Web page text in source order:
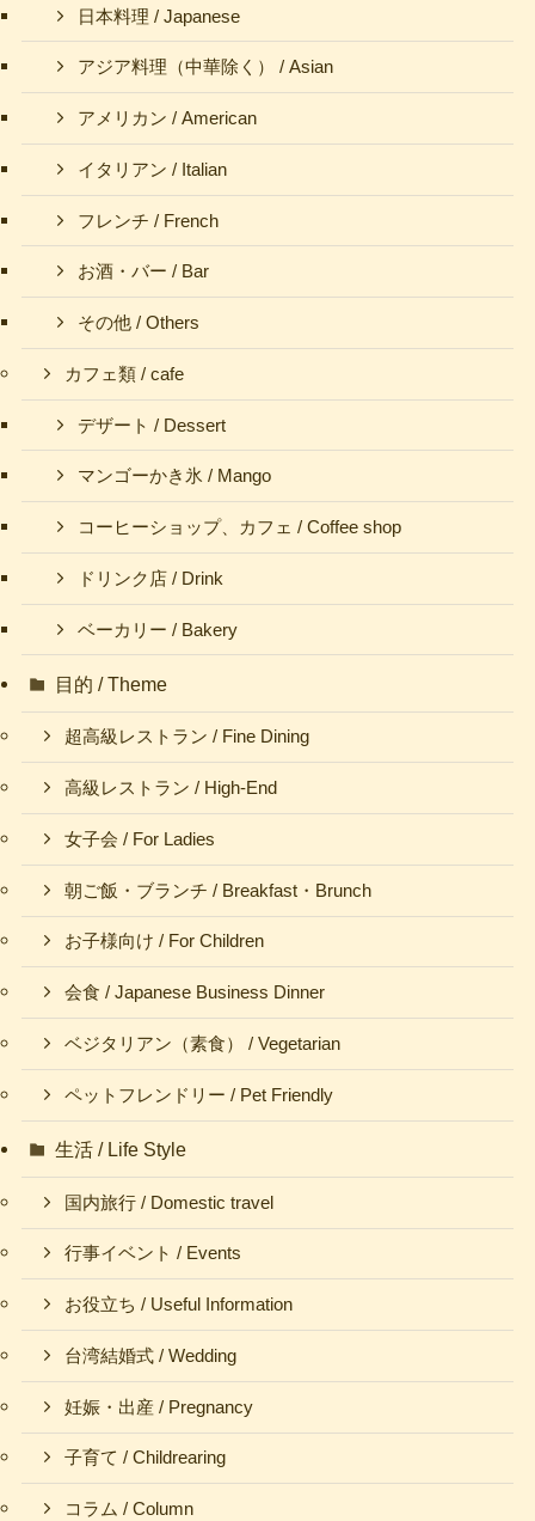
日本料理 / Japanese
アジア料理（中華除く） / Asian
アメリカン / American
イタリアン / Italian
フレンチ / French
お酒・バー / Bar
その他 / Others
カフェ類 / cafe
デザート / Dessert
マンゴーかき氷 / Mango
コーヒーショップ、カフェ / Coffee shop
ドリンク店 / Drink
ベーカリー / Bakery
目的 / Theme
超高級レストラン / Fine Dining
高級レストラン / High-End
女子会 / For Ladies
朝ご飯・ブランチ / Breakfast・Brunch
お子様向け / For Children
会食 / Japanese Business Dinner
ベジタリアン（素食） / Vegetarian
ペットフレンドリー / Pet Friendly
生活 / Life Style
国内旅行 / Domestic travel
行事イベント / Events
お役立ち / Useful Information
台湾結婚式 / Wedding
妊娠・出産 / Pregnancy
子育て / Childrearing
コラム / Column